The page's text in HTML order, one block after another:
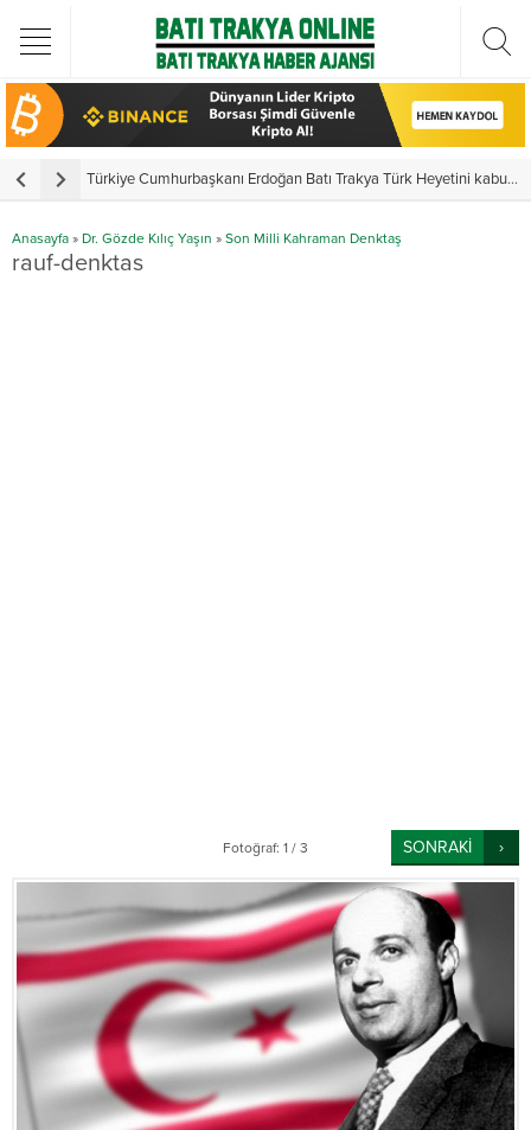
Türkiye Cumhurbaşkanı Erdoğan Batı Trakya Türk Heyetini kabul etti
Anasayfa » Dr. Gözde Kılıç Yaşın » Son Milli Kahraman Denktaş
rauf-denktas
Fotoğraf: 1 / 3 SONRAKİ